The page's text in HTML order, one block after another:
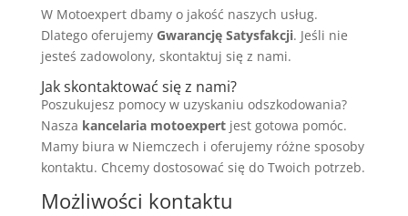
W Motoexpert dbamy o jakość naszych usług.
Dlatego oferujemy Gwarancję Satysfakcji. Jeśli nie
jesteś zadowolony, skontaktuj się z nami.
Jak skontaktować się z nami?
Poszukujesz pomocy w uzyskaniu odszkodowania?
Nasza kancelaria motoexpertjest gotowa pomóc.
Mamy biura w Niemczech i oferujemy różne sposoby
kontaktu. Chcemy dostosować się do Twoich potrzeb.
Możliwości kontaktu